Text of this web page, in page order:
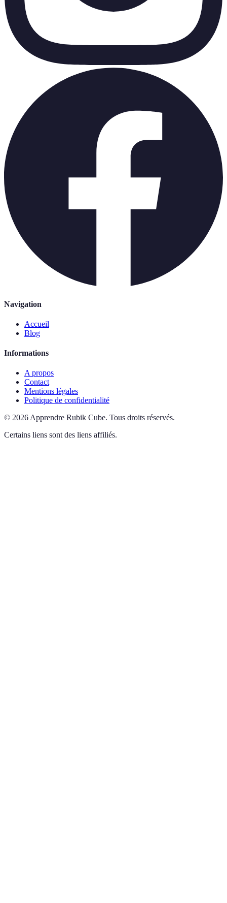
Navigation
Accueil
Blog
Informations
A propos
Contact
Mentions légales
Politique de confidentialité
© 2026Apprendre Rubik Cube. Tous droits réservés.
Certains liens sont des liens affiliés.